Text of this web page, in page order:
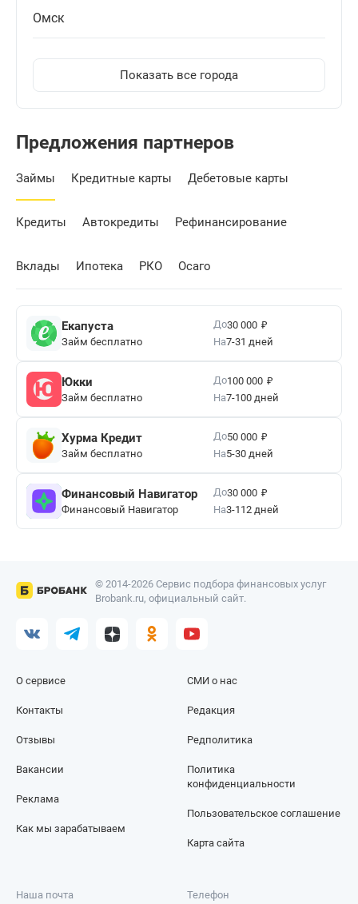
Омск
Показать все города
Предложения партнеров
Займы Кредитные карты Дебетовые карты
Кредиты Автокредиты Рефинансирование
Вклады Ипотека РКО Осаго
Екапуста
Займ бесплатно
До30 000 ₽
На7-31 дней
Юкки
Займ бесплатно
До100 000 ₽
На7-100 дней
Хурма Кредит
Займ бесплатно
До50 000 ₽
На5-30 дней
Финансовый Навигатор
Финансовый Навигатор
До30 000 ₽
На3-112 дней
© 2014-2026 Сервис подбора финансовых услуг
Brobank.ru, официальный сайт.
О сервисе
Контакты
Отзывы
СМИ о нас
Редакция
Редполитика
Вакансии
Реклама
Как мы зарабатываем
Политика
конфиденциальности
Пользовательское соглашение
Карта сайта
Наша почта Телефон